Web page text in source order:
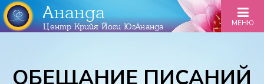
Ананда
Центр Крийя Йоги ЮгАнанда МЕНЮ
ОБЕЩАНИЕ ПИСАНИЙ